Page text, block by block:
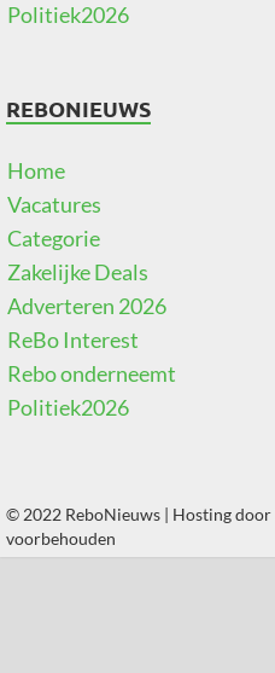
Politiek2026
REBONIEUWS
Home
Vacatures
Categorie
Zakelijke Deals
Adverteren 2026
ReBo Interest
Rebo onderneemt
Politiek2026
© 2022 ReboNieuws | Hosting door
voorbehouden